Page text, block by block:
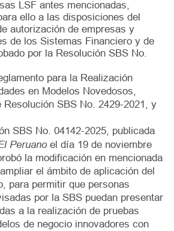
LSF antes mencionadas,
ello a las disposiciones del
autorización de empresas y
de los Sistemas Financiero y de
por la Resolución SBS No.
para la Realización
en Modelos Novedosos,
Resolución SBS No. 2429-2021, y
SBS No. 04142-2025, publicada
Peruanoel día 19 de noviembre
la modificación en mencionada
el ámbito de aplicación del
para permitir que personas
por la SBS puedan presentar
a la realización de pruebas
de negocio innovadores con